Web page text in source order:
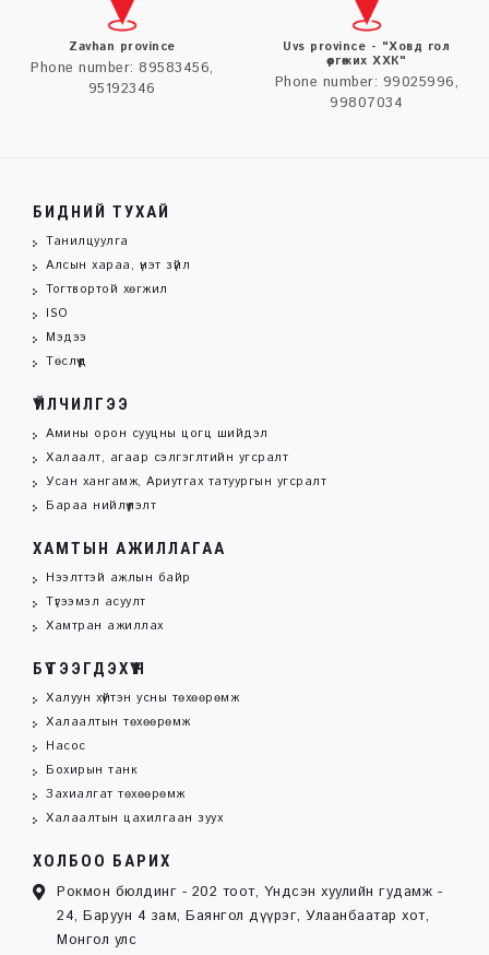
Zavhan province
Phone number: 89583456,
95192346
Uvs province - "Ховд гол
өргөжих ХХК"
Phone number: 99025996,
99807034
БИДНИЙ ТУХАЙ
Танилцуулга
Алсын хараа, үнэт зүйл
Тогтвортой хөгжил
ISO
Мэдээ
Төслүүд
ҮЙЛЧИЛГЭЭ
Амины орон сууцны цогц шийдэл
Халаалт, агаар сэлгэглтийн угсралт
Усан хангамж, Ариутгах татуургын угсралт
Бараа нийлүүлэлт
ХАМТЫН АЖИЛЛАГАА
Нээлттэй ажлын байр
Түгээмэл асуулт
Хамтран ажиллах
БҮТЭЭГДЭХҮҮН
Халуун хүйтэн усны төхөөрөмж
Халаалтын төхөөрөмж
Насос
Бохирын танк
Захиалгат төхөөрөмж
Халаалтын цахилгаан зуух
ХОЛБОО БАРИХ
Рокмон бюлдинг - 202 тоот, Үндсэн хуулийн гудамж -
24, Баруун 4 зам, Баянгол дүүрэг, Улаанбаатар хот,
Монгол улс